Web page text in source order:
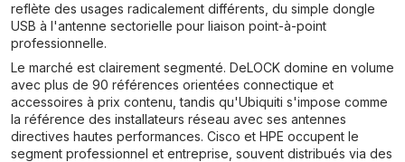
reflète des usages radicalement différents, du simple dongle
USB à l'antenne sectorielle pour liaison point-à-point
professionnelle.
Le marché est clairement segmenté. DeLOCK domine en volume
avec plus de 90 références orientées connectique et
accessoires à prix contenu, tandis qu'Ubiquiti s'impose comme
la référence des installateurs réseau avec ses antennes
directives hautes performances. Cisco et HPE occupent le
segment professionnel et entreprise, souvent distribués via des